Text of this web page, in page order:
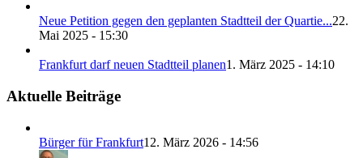
Neue Petition gegen den geplanten Stadtteil der Quartie...22.
Mai 2025 - 15:30
Frankfurt darf neuen Stadtteil planen1. März 2025 - 14:10
Aktuelle Beiträge
Bürger für Frankfurt12. März 2026 - 14:56